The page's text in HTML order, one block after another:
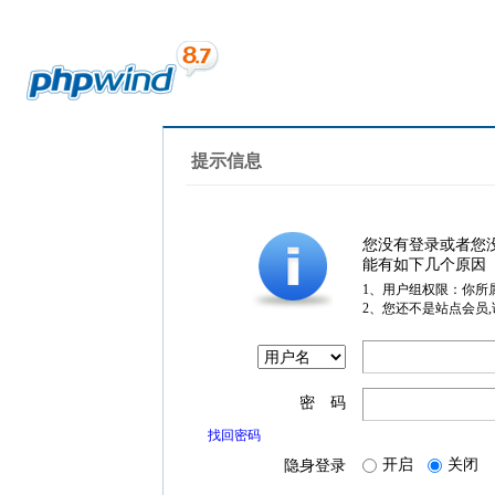
提示信息
您没有登录或者您
能有如下几个原因
1、用户组权限：你所
2、您还不是站点会员
密 码
找回密码
隐身登录 开启 关闭